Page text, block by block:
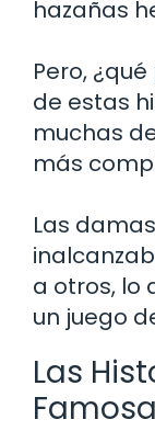
hazañas
Pero,
de estas
muchas
más
Las
a otros, lo
un juego
Las